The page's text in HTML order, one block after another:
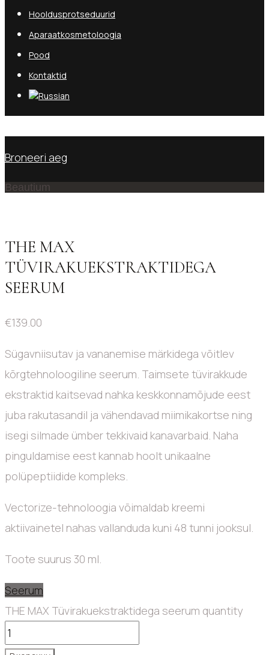
Hooldusprotseduurid
Aparaatkosmetoloogia
Pood
Kontaktid
Broneeri aeg
Beautium
THE MAX
TÜVIRAKUEKSTRAKTIDEGA
SEERUM
€139.00
Sügavniisutav ja vananemise märkidega võitlev
kõrgtehnoloogiline seerum. Taimsete tüvirakkude
ekstraktid kaitsevad nahka keskkonnamõjude eest
juba rakutasandil ja vähendavad miimikakortse ning
isegi silmade ümber tekkivaid kanavarbaid. Naha
pinguldamise eest kannab hoolt unikaalne
polüpeptiidide kompleks.
Vectorize-tehnoloogia võimaldab kreemi
aktiivainetel nahas vallanduda kuni 48 tunni jooksul.
Toote suurus 30 ml.
Seerum
THE MAX Tüvirakuekstraktidega seerum quantity